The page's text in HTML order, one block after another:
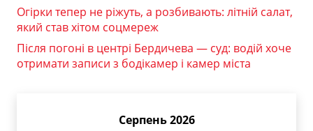
Огірки тепер не ріжуть, а розбивають: літній салат,
який став хітом соцмереж
Після погоні в центрі Бердичева — суд: водій хоче
отримати записи з бодікамер і камер міста
Серпень 2026